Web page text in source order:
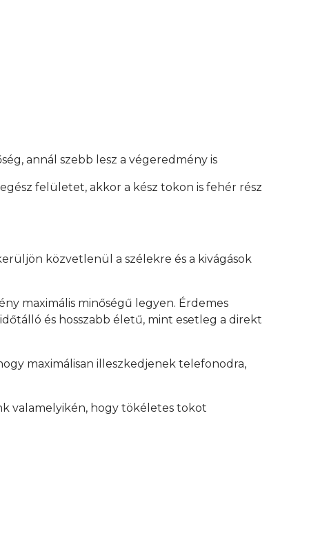
annál szebb lesz a végeredmény is
felületet, akkor a kész tokon is fehér rész
közvetlenül a szélekre és a kivágások
maximális minőségű legyen. Érdemes
és hosszabb életű, mint esetleg a direkt
maximálisan illeszkedjenek telefonodra,
valamelyikén, hogy tökéletes tokot